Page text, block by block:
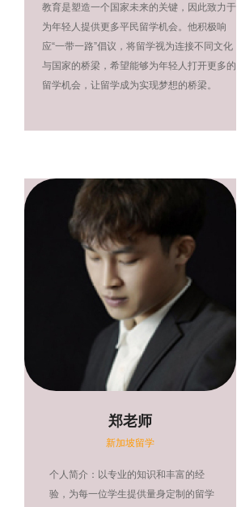
教育是塑造一个国家未来的关键，因此致力于
为年轻人提供更多平民留学机会。他积极响
应“一带一路”倡议，将留学视为连接不同文化
与国家的桥梁，希望能够为年轻人打开更多的
留学机会，让留学成为实现梦想的桥梁。
郑老师
新加坡留学
个人简介：以专业的知识和丰富的经
验，为每一位学生提供量身定制的留学